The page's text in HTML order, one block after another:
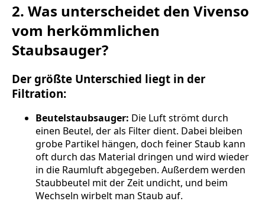
2. Was unterscheidet den Vivenso
vom herkömmlichen
Staubsauger?
Der größte Unterschied liegt in der
Filtration:
Beutelstaubsauger: Die Luft strömt durch
einen Beutel, der als Filter dient. Dabei bleiben
grobe Partikel hängen, doch feiner Staub kann
oft durch das Material dringen und wird wieder
in die Raumluft abgegeben. Außerdem werden
Staubbeutel mit der Zeit undicht, und beim
Wechseln wirbelt man Staub auf.